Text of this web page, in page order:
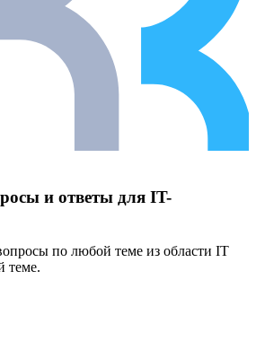
и ответы для IT-
по любой теме из области IT
теме.